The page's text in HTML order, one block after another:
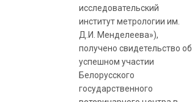
исследовательский
институт метрологии им.
Д.И. Менделеева»),
получено свидетельство об
успешном участии
Белорусского
государственного